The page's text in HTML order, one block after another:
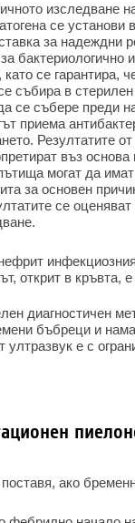
изследване
се установи
за надеждни
се гарантира,
събира в
се събере преди
приема
Резултатите
въз
могат да
за основен
се
открит в кръвта,
диагностичен
бъбреци и
е с
ако